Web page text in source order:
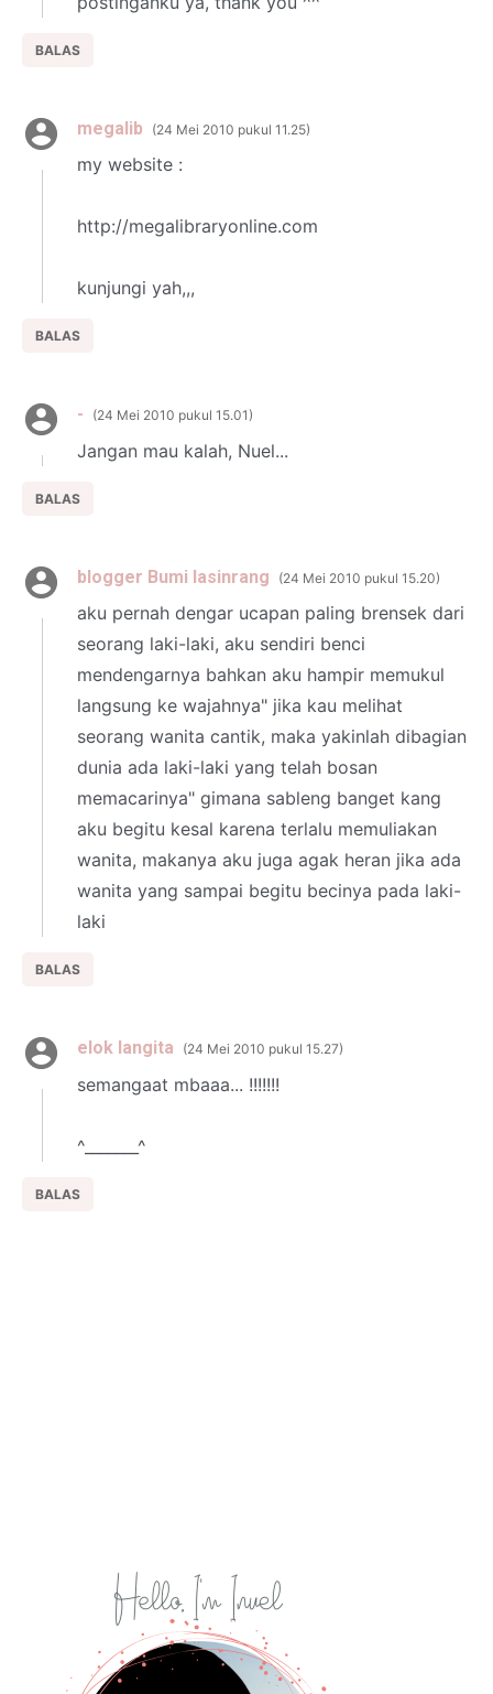
BALAS
megalib 24 Mei 2010 pukul 11.25
my website :
http://megalibraryonline.com
kunjungi yah,,,
BALAS
- 24 Mei 2010 pukul 15.01
Jangan mau kalah, Nuel...
BALAS
blogger Bumi lasinrang 24 Mei 2010 pukul 15.20
aku pernah dengar ucapan paling brensek dari
seorang laki-laki, aku sendiri benci
mendengarnya bahkan aku hampir memukul
langsung ke wajahnya" jika kau melihat
seorang wanita cantik, maka yakinlah dibagian
dunia ada laki-laki yang telah bosan
memacarinya" gimana sableng banget kang
aku begitu kesal karena terlalu memuliakan
wanita, makanya aku juga agak heran jika ada
wanita yang sampai begitu becinya pada laki-
laki
BALAS
elok langita 24 Mei 2010 pukul 15.27
semangaat mbaaa... !!!!!!!
^_______^
BALAS